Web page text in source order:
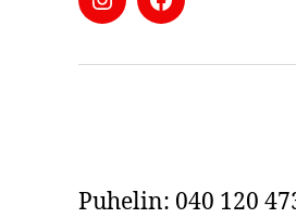
Boxing
Instagramissa
Boxing
Facebookissa
Puhelin: 040 120